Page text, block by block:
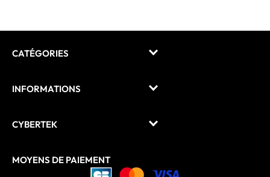
CATÉGORIES
INFORMATIONS
CYBERTEK
MOYENS DE PAIEMENT